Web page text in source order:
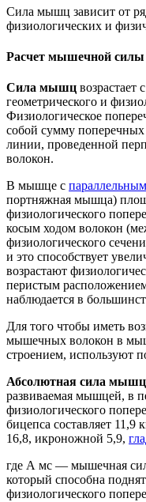
Сила мышц зависит от
физиологических и
Расчет мышечной силы
Сила мышц
геометрического и
Физиологическое
собой сумму
линии, проведенной
волокон.
В мышце с
портняжная мышца)
физиологического
косым ходом волокон
физиологического
и это способствует
возрастают
перистым
наблюдается в
Для того чтобы иметь
мышечных волокон в
строением, используют
Абсолютная сила
развиваемая мышцей, в
физиологического
бицепса составляет
16,8, икроножной 5,9,
где А мс — мышечная
который способна
физиологического